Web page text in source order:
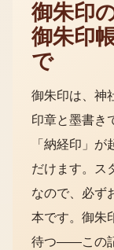
御朱印
御朱印
で
御朱印は、神
印章と墨書き
「納経印」
だけます。ス
なので、必ず
本です。御朱
待つ——この